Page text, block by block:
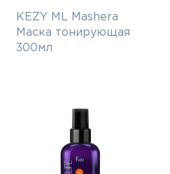
KEZY ML Mashera
Маска тонирующая
300мл